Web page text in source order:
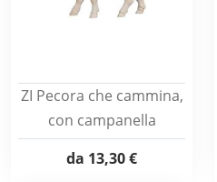
ZI Pecora che cammina,
con campanella
da 13,30 €